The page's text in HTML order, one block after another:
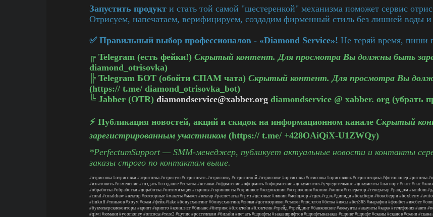
Запустить продукт и стать той самой "шестеренкой" механизма поможет сервис
Отрисуем, напечатаем, верифицируем, создадим фирменный стиль без лишней воды и
✅ Правильный выбор профессионалов - «Diamond Service»! Не теряй время, пиши
╔ Telegram (есть фейки!) Скрытый контент. Для просмотра Вы должны быть
diamond_otrisovka)
╠ Telegram БОТ (обойти СПАМ чата) Скрытый контент. Для просмотра Вы
(https:// t.me/ diamond_otrisovka_bot)
╚ Jabber (OTR) diamondservice@xabber.org diamondservice @ xabber. org (убрать
⚡️ Публикация новостей, акций и скидок на информационном канале Скрытый
зарегистрированным участником (https:// t.me/ +428OAiQiX-U1ZWQy)
*PerfectumSupport — SMM-менеджер, публикует актуальные новости и контакты
заказы строго по контактам выше.
#отрисовка #отрисовки #атрисовка #отрисую #отрисовать #отрисовку #отрисовкой #отрисовке #ортисовка #отисовка #орисовщик #отрисовщика #фотошопер #рисовка
#изгатовить #изменение #создать #создание #вставка #вставки #офрмление #оформить #оформление #документов #учредительные #документы #паспорт #пасс #пас
#обработка #обработки #доработка #оптимизация #скрины #скриншоты #скриншот #ксерокопии #ксерокопия #копии #копия #генератор #генератар #рандом #random
#coral #coraldraw #вектор #векторные #макеты #макет #вектар #распечатка #груз #деловые #линии #мейджор #сдек #сдэк #дипиди #боксбери #боксберри #boxberry #avito
#tinkoff #тиньков #хоум #скам #фейк #fake #бонусхантинг #бонусхантинк #вилки #договорняки #ставки #послегол #бетка #иксы #бет365 #марафон #фонбет #иксбет
#букмекерскиеконторы #крипт #крипто #коинлист #бинанс #битрикс #блокчейн #блокчеин #трейд #трейдинг #банковские #аккаунты #акаунты #карж #телефония #авто
#qiwi #юмани #yoomoney #опсосы #теле2 #цупис #ростелеком #билайн #печать #шрифты #заказшрифтов #шрифтыназаказ #шривт #шрифт #сканы #сканов #скани #скана